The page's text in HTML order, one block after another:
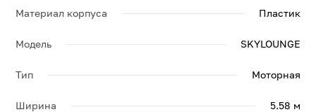
Материал корпуса Пластик
Модель SKYLOUNGE
Тип Моторная
Ширина 5.58 м